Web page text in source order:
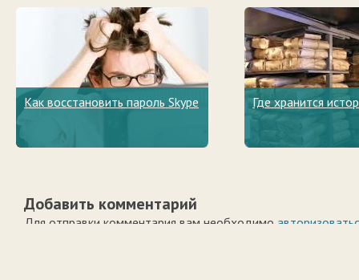
Как восстановить пароль Skype Где хранится
Добавить комментарий
Для отправки комментария вам необходимо